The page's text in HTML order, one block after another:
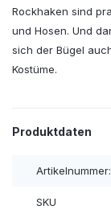
Rockhaken sind
und Hosen. Und
sich der Bügel
Kostüme.
Produktdaten
Artikelnummer:
SKU